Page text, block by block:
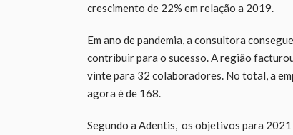
crescimento de 22% em relação a 2019.
Em ano de pandemia, a consultora
contribuir para o sucesso. A região
vinte para 32 colaboradores. No total, a
agora é de 168.
Segundo a Adentis, os objetivos para